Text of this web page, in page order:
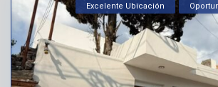
Excelente Ubicación